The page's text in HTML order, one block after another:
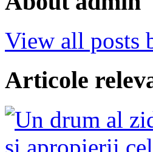
View all posts
Articole